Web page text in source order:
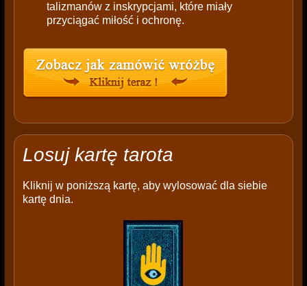
talizmanów z inskrypcjami, które miały
przyciągać miłość i ochronę.
Losuj kartę tarota
Kliknij w poniższą kartę, aby wylosować dla siebie
kartę dnia.